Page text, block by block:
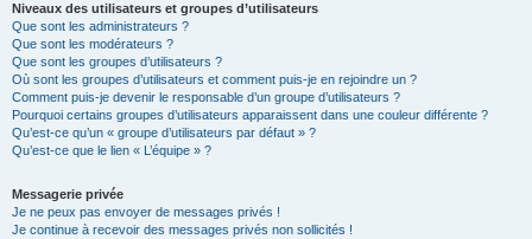
Niveaux des utilisateurs et groupes d’utilisateurs
Que sont les administrateurs ?
Que sont les modérateurs ?
Que sont les groupes d’utilisateurs ?
Où sont les groupes d’utilisateurs et comment puis-je en rejoindre un ?
Comment puis-je devenir le responsable d’un groupe d’utilisateurs ?
Pourquoi certains groupes d’utilisateurs apparaissent dans une couleur différente ?
Qu’est-ce qu’un « groupe d’utilisateurs par défaut » ?
Qu’est-ce que le lien « L’équipe » ?
Messagerie privée
Je ne peux pas envoyer de messages privés !
Je continue à recevoir des messages privés non sollicités !